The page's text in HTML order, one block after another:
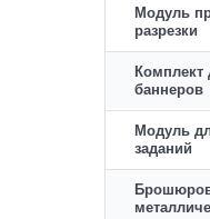
Модуль
разрезки
Комплект
баннеров
Модуль
заданий